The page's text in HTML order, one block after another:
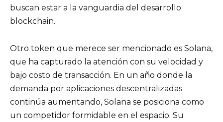
buscan estar a la vanguardia del desarrollo
blockchain.
Otro token que merece ser mencionado es Solana,
que ha capturado la atención con su velocidad y
bajo costo de transacción. En un año donde la
demanda por aplicaciones descentralizadas
continúa aumentando, Solana se posiciona como
un competidor formidable en el espacio. Su